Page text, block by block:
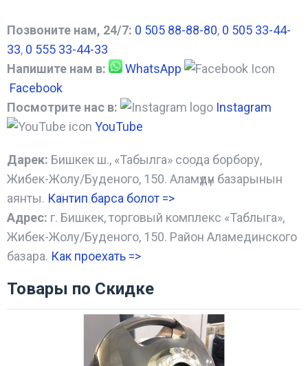
Позвоните нам, 24/7: 0 505 88-88-80, 0 505 33-44-
33, 0 555 33-44-33
Напишите нам в:
WhatsApp
Facebook
Посмотрите нас в:
Instagram
YouTube
Дарек: Бишкек ш., «Табылга» соода борбору,
Жибек-Жолу/Буденого, 150. Аламүдүн базарынын
аянты. Кантип барса болот =>
Адрес: г. Бишкек, торговый комплекс «Таблыга»,
Жибек-Жолу/Буденого, 150. Район Аламединского
базара. Как проехать =>
Товары по Скидке